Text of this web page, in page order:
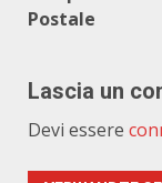
Postale
Lascia un
Devi essere